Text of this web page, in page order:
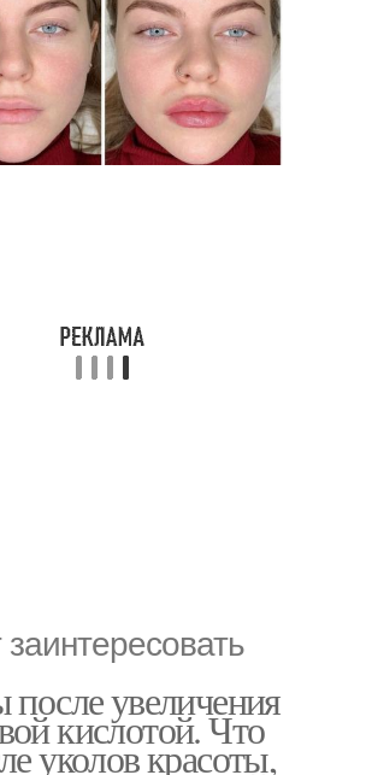
после увеличения
кислотой. Что
уколов красоты,